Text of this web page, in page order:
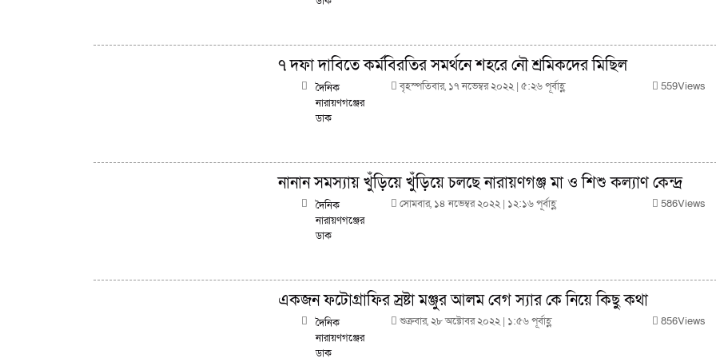
৭ দফা দাবিতে কর্মবিরতির সমর্থনে শহরে নৌ শ্রমিকদের মিছিল
দৈনিক
নারায়ণগঞ্জের
ডাক
বৃহস্পতিবার, ১৭ নভেম্বর ২০২২ | ৫:২৬ পূর্বাহ্ণ 559Views
নানান সমস্যায় খুঁড়িয়ে খুঁড়িয়ে চলছে নারায়ণগঞ্জ মা ও শিশু কল্যাণ কেন্দ্র
দৈনিক
নারায়ণগঞ্জের
ডাক
সোমবার, ১৪ নভেম্বর ২০২২ | ১২:১৬ পূর্বাহ্ণ 586Views
একজন ফটোগ্রাফির স্রষ্টা মঞ্জুর আলম বেগ স্যার কে নিয়ে কিছু কথা
দৈনিক
নারায়ণগঞ্জের
ডাক
শুক্রবার, ২৮ অক্টোবর ২০২২ | ১:৫৬ পূর্বাহ্ণ 856Views